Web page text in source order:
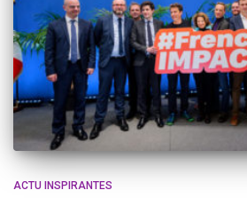
ACTU INSPIRANTES